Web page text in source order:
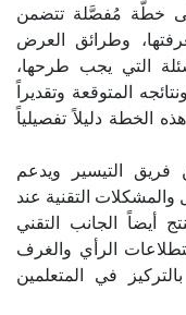
خطَّة مُفصَّلة تتضمن
وطرائق العرض
التي يجب طرحها،
المتوقعة وتقديراً
الخطة دليلاً تفصيلياً
فريق التيسير ويدعم
والمشكلات التقنية عند
أيضاً الجانب التقني
الرأي والغرف
في المتعلمين